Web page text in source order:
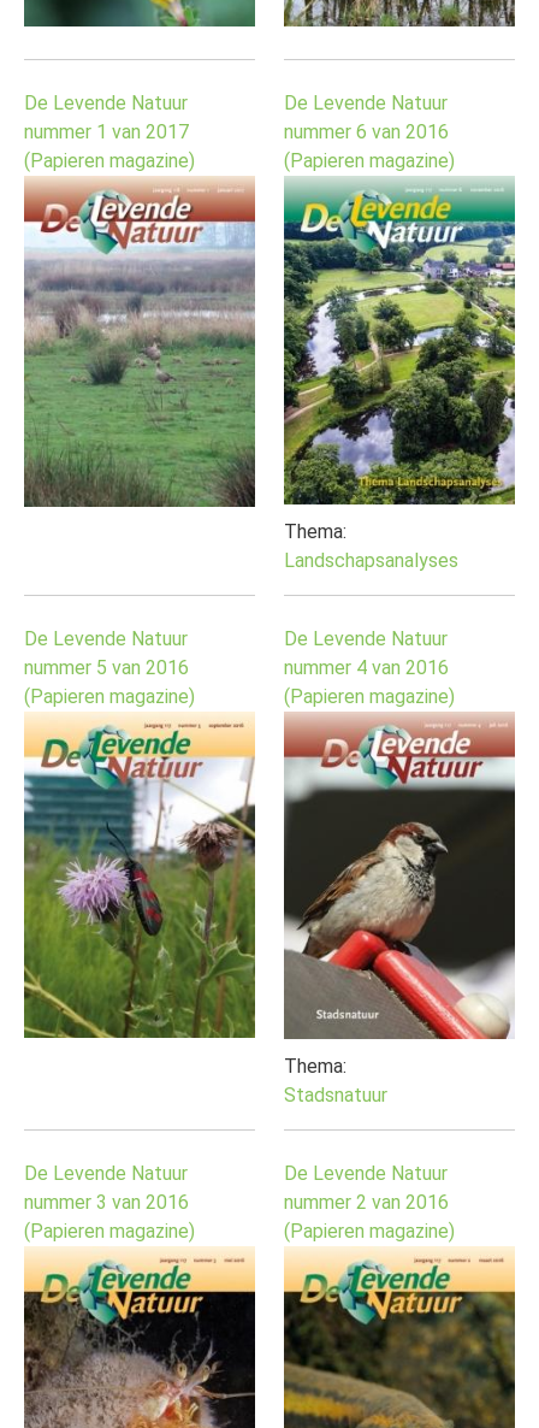
De Levende Natuur
nummer 1 van 2017
(Papieren magazine)
De Levende Natuur
nummer 6 van 2016
(Papieren magazine)
Thema:
Landschapsanalyses
De Levende Natuur
nummer 5 van 2016
(Papieren magazine)
De Levende Natuur
nummer 4 van 2016
(Papieren magazine)
Thema:
Stadsnatuur
De Levende Natuur
nummer 3 van 2016
(Papieren magazine)
De Levende Natuur
nummer 2 van 2016
(Papieren magazine)